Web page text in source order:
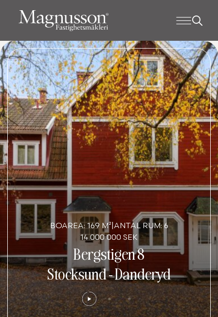
BOAREA: 169 M² ANTAL RUM: 6
14 000 000 SEK
Bergstigen 8
Stocksund-Danderyd